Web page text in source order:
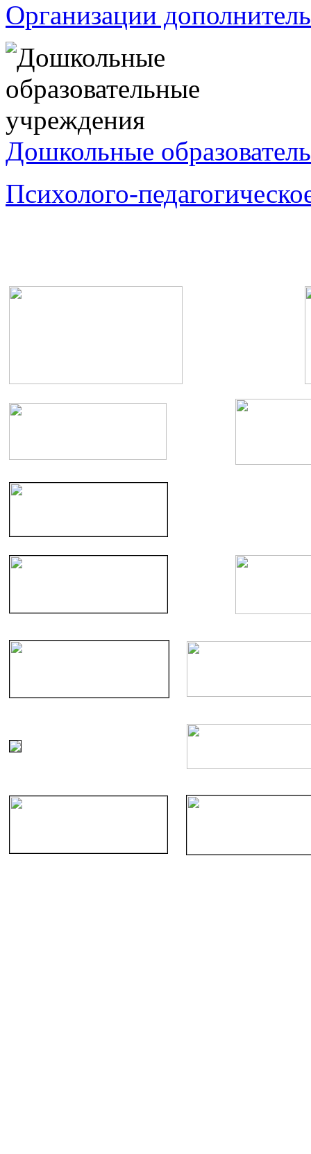
Организации
Дошкольные
Психолого-